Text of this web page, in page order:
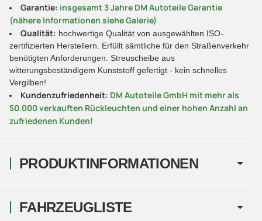
PRODUKTINFORMATIONEN
Garantie: insgesamt 3 Jahre DM Autoteile Garantie
(nähere Informationen siehe Galerie)
Qualität: hochwertige Qualität von ausgewählten ISO-
zertifizierten Herstellern. Erfüllt sämtliche für den Straßenverkehr
benötigten Anforderungen. Streuscheibe aus
witterungsbeständigem Kunststoff gefertigt - kein schnelles
Vergilben!
Kundenzufriedenheit: DM Autoteile GmbH mit mehr als
50.000 verkauften Rückleuchten und einer hohen Anzahl an
zufriedenen Kunden!
FAHRZEUGLISTE